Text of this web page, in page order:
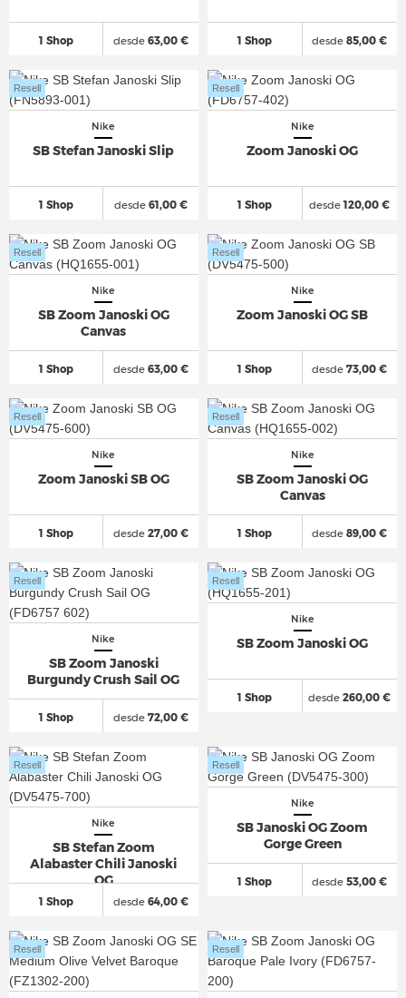
1 Shop desde63,00 € 1 Shop desde 85,00 €
Nike
SB Stefan Janoski Slip
1 Shop
Resell
desde61,00 €
Nike
Zoom Janoski OG
1 Shop
Resell
desde120,00 €
Nike
SB Zoom Janoski OG
Canvas
1 Shop
Resell
desde63,00 €
Nike
Zoom Janoski OG SB
1 Shop
Resell
desde 73,00 €
Nike
Zoom Janoski SB OG
1 Shop
Resell
desde27,00 €
Nike
SB Zoom Janoski OG
Canvas
1 Shop
Resell
desde 89,00 €
Nike
SB Zoom Janoski
Burgundy Crush Sail OG
1 Shop
Resell
desde72,00 €
Nike
SB Zoom Janoski OG
1 Shop
Resell
desde 260,00 €
Nike
SB Stefan Zoom
Alabaster Chili Janoski
OG
1 Shop
Resell
desde64,00 €
Nike
SB Janoski OG Zoom
Gorge Green
1 Shop
Resell
desde 53,00 €
Resell Resell